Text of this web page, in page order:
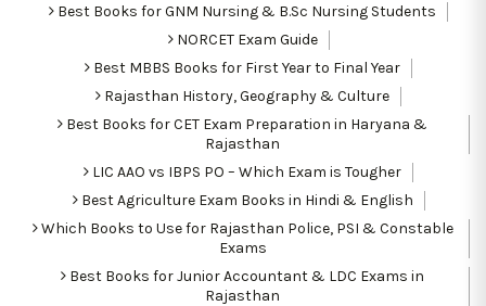
Best Books for GNM Nursing & B.Sc Nursing Students
NORCET Exam Guide
Best MBBS Books for First Year to Final Year
Rajasthan History, Geography & Culture
Best Books for CET Exam Preparation in Haryana &
Rajasthan
LIC AAO vs IBPS PO – Which Exam is Tougher
Best Agriculture Exam Books in Hindi & English
Which Books to Use for Rajasthan Police, PSI & Constable
Exams
Best Books for Junior Accountant & LDC Exams in
Rajasthan